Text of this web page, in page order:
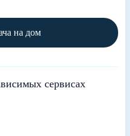
на дом
сервисах